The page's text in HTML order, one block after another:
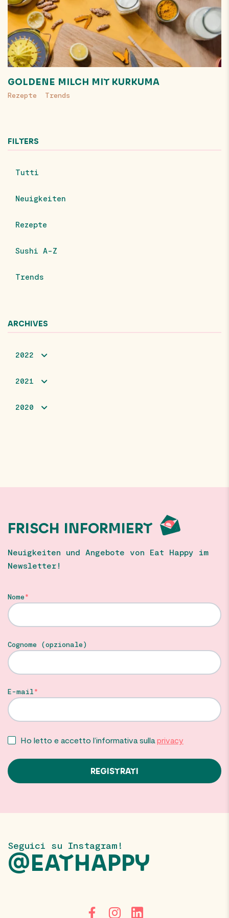
GOLDENE MILCH MIT KURKUMA
Rezepte Trends
FILTERS
Tutti
Neuigkeiten
Rezepte
Sushi A-Z
Trends
ARCHIVES
2022
2021
2020
FRISCH INFORMIERT
Neuigkeiten und Angebote von Eat Happy im
Newsletter!
Nome
Cognome (opzionale)
E-mail
Ho letto e accetto l’informativa sulla privacy
Seguici su Instagram!
@EATHAPPY